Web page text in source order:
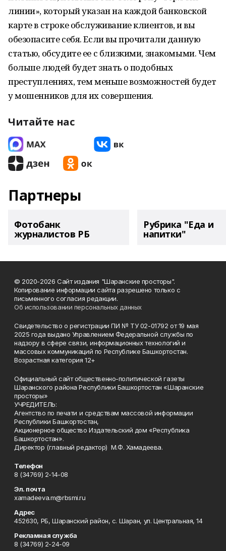
линии», который указан на каждой банковской
карте в строке обслуживание клиентов, и вы
обезопасите себя. Если вы прочитали данную
статью, обсудите ее с близкими, знакомыми. Чем
больше людей будет знать о подобных
преступлениях, тем меньше возможностей будет
у мошенников для их совершения.
Читайте нас
Партнеры
Фотобанк
журналистов РБ
Рубрика "Еда и
напитки"
© 2020-2026 Сайт издания "Шаранские просторы".
Копирование информации сайта разрешено только с
письменного согласия редакции.
Об использовании персональных данных
Свидетельство о регистрации ПИ № ТУ 02-01792 от 19 мая
2025 года выдано Управлением Федеральной службы по
надзору в сфере связи, информационных технологий и
массовых коммуникаций по Республике Башкортостан.
Возрастная категория 12+
Официальный сайт общественно-политической газеты
Шаранского района Республики Башкортостан «Шаранские
просторы»
УЧРЕДИТЕЛЬ:
Агентство по печати и средствам массовой информации
Республики Башкортостан,
Акционерное общество Издательский дом «Республика
Башкортостан».
Директор (главный редактор) М.Ф. Хамадеева.
Телефон
8 (34769) 2-14-08
Эл. почта
xamadeeva.m@rbsmi.ru
Адрес
452630, РБ, Шаранский район, с. Шаран, ул. Центральная, 14
Рекламная служба
8 (34769) 2-24-09